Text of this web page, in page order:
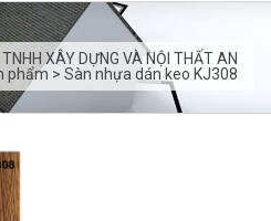
XÂY DỰNG VÀ NỘI THẤT AN
phẩm > Sàn nhựa dán keo KJ308